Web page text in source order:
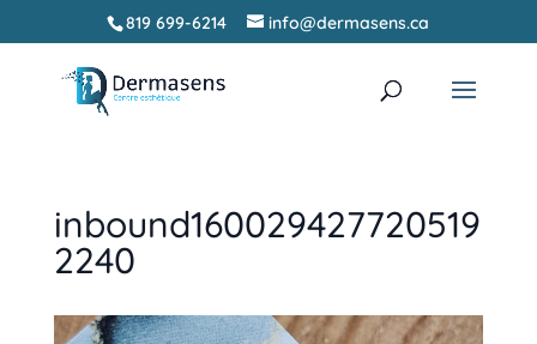
819 699-6214 info@dermasens.ca
inbound160029427720519
2240